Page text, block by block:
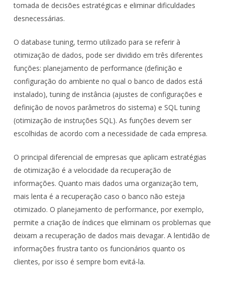
tomada de decisões estratégicas e eliminar dificuldades
desnecessárias.
O database tuning, termo utilizado para se referir à
otimização de dados, pode ser dividido em três diferentes
funções: planejamento de performance (definição e
configuração do ambiente no qual o banco de dados está
instalado), tuning de instância (ajustes de configurações e
definição de novos parâmetros do sistema) e SQL tuning
(otimização de instruções SQL). As funções devem ser
escolhidas de acordo com a necessidade de cada empresa.
O principal diferencial de empresas que aplicam estratégias
de otimização é a velocidade da recuperação de
informações. Quanto mais dados uma organização tem,
mais lenta é a recuperação caso o banco não esteja
otimizado. O planejamento de performance, por exemplo,
permite a criação de índices que eliminam os problemas que
deixam a recuperação de dados mais devagar. A lentidão de
informações frustra tanto os funcionários quanto os
clientes, por isso é sempre bom evitá-la.